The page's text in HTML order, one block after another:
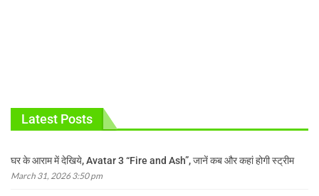
Latest Posts
घर के आराम में देखिये, Avatar 3 “Fire and Ash”, जानें कब और कहां होगी स्ट्रीम
March 31, 2026 3:50 pm